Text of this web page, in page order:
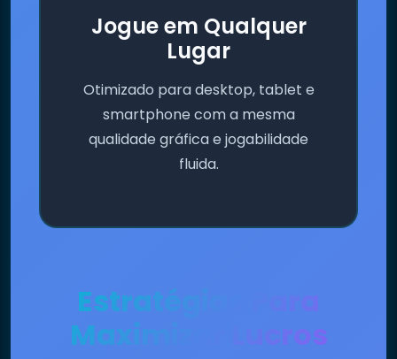
Jogue em Qualquer
Lugar
Otimizado para desktop, tablet e
smartphone com a mesma
qualidade gráfica e jogabilidade
fluida.
Estratégias Para
Maximizar Lucros